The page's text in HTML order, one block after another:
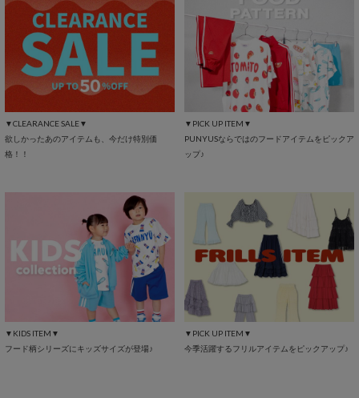
▼CLEARANCE SALE▼
欲しかったあのアイテムも、今だけ特別価
格！！
▼PICK UP ITEM▼
PUNYUSならではのフードアイテムをピックア
ップ♪
▼KIDS ITEM▼
フード柄シリーズにキッズサイズが登場♪
▼PICK UP ITEM▼
今季活躍するフリルアイテムをピックアップ♪